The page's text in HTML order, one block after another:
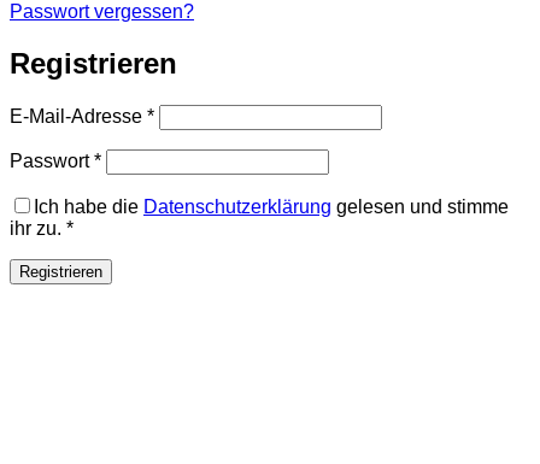
Passwort vergessen?
Registrieren
E-Mail-Adresse *Erforderlich
Passwort*Erforderlich
Ich habe die Datenschutzerklärung gelesen und stimme
ihr zu. *
Registrieren